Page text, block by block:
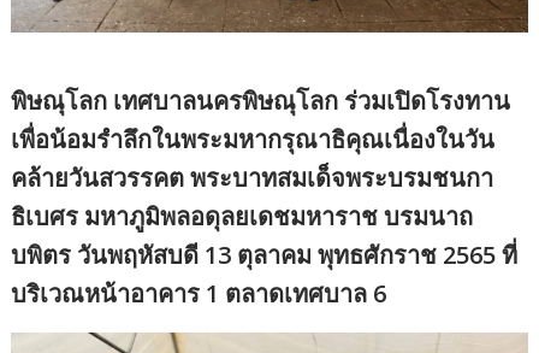
พิษณุโลก เทศบาลนครพิษณุโลก ร่วมเปิดโรงทาน
เพื่อน้อมรำลึกในพระมหากรุณาธิคุณเนื่องในวัน
คล้ายวันสวรรคต พระบาทสมเด็จพระบรมชนกา
ธิเบศร มหาภูมิพลอดุลยเดชมหาราช บรมนาถ
บพิตร วันพฤหัสบดี 13 ตุลาคม พุทธศักราช 2565 ที่
บริเวณหน้าอาคาร 1 ตลาดเทศบาล 6